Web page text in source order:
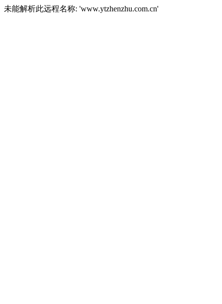
未能解析此远程名称: 'www.ytzhenzhu.com.cn'